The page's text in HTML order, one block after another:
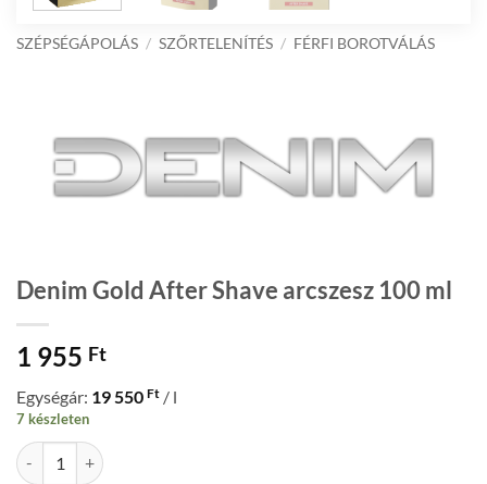
SZÉPSÉGÁPOLÁS / SZŐRTELENÍTÉS / FÉRFI BOROTVÁLÁS
Denim Gold After Shave arcszesz 100 ml
1 955 Ft
Egységár: 19 550 Ft / l
7 készleten
Denim Gold After Shave arcszesz 100 ml mennyiség